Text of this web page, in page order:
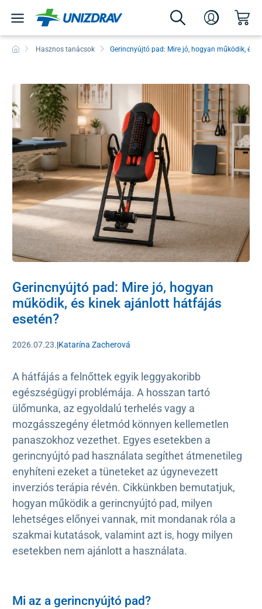
Hasznos tanácsok Gerincnyújtó pad: Mire jó, hogyan működik, és
Gerincnyújtó pad: Mire jó, hogyan
működik, és kinek ajánlott hátfájás
esetén?
2026.07.23.|Katarína Zacherová
A hátfájás a felnőttek egyik leggyakoribb
egészségügyi problémája. A hosszan tartó
ülőmunka, az egyoldalú terhelés vagy a
mozgásszegény életmód könnyen kellemetlen
panaszokhoz vezethet. Egyes esetekben a
gerincnyújtó pad használata segíthet átmenetileg
enyhíteni ezeket a tüneteket az úgynevezett
inverziós terápia révén. Cikkünkben bemutatjuk,
hogyan működik a gerincnyújtó pad, milyen
lehetséges előnyei vannak, mit mondanak róla a
szakmai kutatások, valamint azt is, hogy milyen
esetekben nem ajánlott a használata.
Mi az a gerincnyújtó pad?